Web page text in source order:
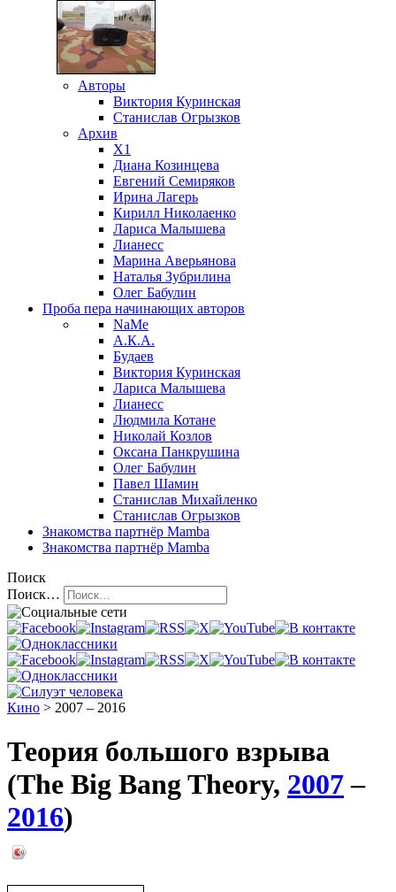
Авторы
Виктория Куринская
Станислав Огрызков
Архив
X1
Диана Козинцева
Евгений Семиряков
Ирина Лагерь
Кирилл Николаенко
Лариса Малышева
Лианесс
Марина Аверьянова
Наталья Зубрилина
Олег Бабулин
Проба пера начинающих авторов
NaMe
А.К.А.
Будаев
Виктория Куринская
Лариса Малышева
Лианесс
Людмила Котане
Николай Козлов
Оксана Панкрушина
Олег Бабулин
Павел Шамин
Станислав Михайленко
Станислав Огрызков
Знакомства партнёр Mamba
Знакомства партнёр Mamba
Поиск
Поиск…
Кино > 2007 – 2016
Теория большого взрыва
(The Big Bang Theory, 2007–
2016)